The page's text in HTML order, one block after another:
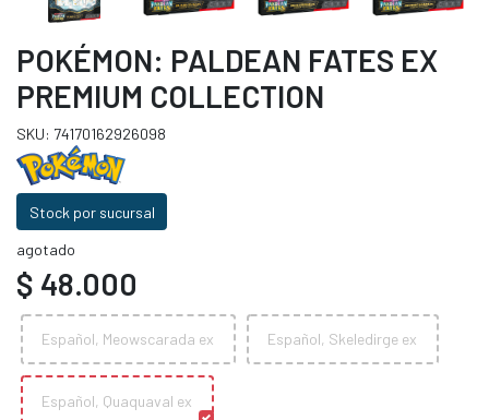
POKÉMON: PALDEAN FATES EX
PREMIUM COLLECTION
SKU: 74170162926098
Stock por sucursal
agotado
$ 48.000
Español, Meowscarada ex Español, Skeledirge ex
Español, Quaquaval ex